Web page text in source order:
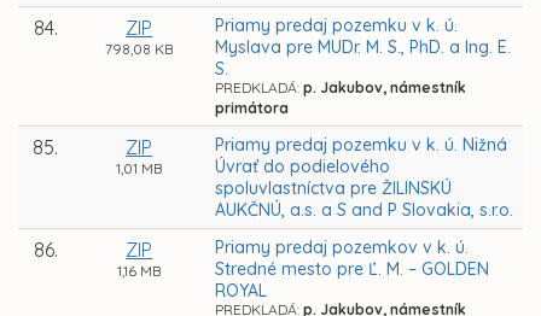
84. ZIP
798,08 KB
Priamy predaj pozemku v k. ú.
Myslava pre MUDr. M. S., PhD. a Ing. E.
S.
PREDKLADÁ: p. Jakubov, námestník
primátora
85. ZIP
1,01 MB
Priamy predaj pozemku v k. ú. Nižná
Úvrať do podielového
spoluvlastníctva pre ŽILINSKÚ
AUKČNÚ, a.s. a S and P Slovakia, s.r.o.
86. ZIP
1,16 MB
Priamy predaj pozemkov v k. ú.
Stredné mesto pre Ľ. M. – GOLDEN
ROYAL
PREDKLADÁ: p. Jakubov, námestník